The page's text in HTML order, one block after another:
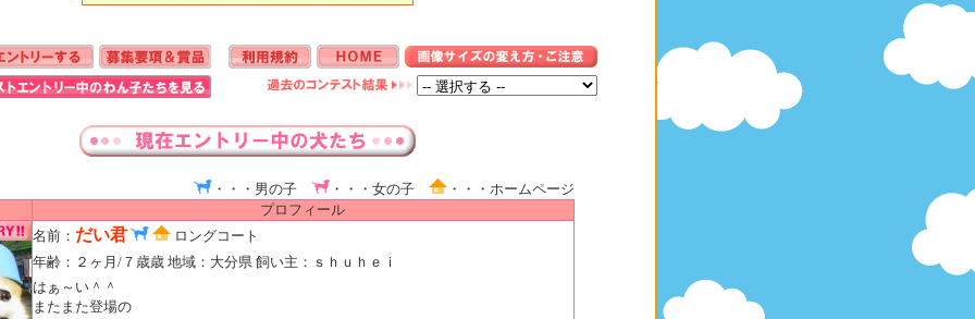
・・・男の子 ・・・女の子
・・・ホームページ
プロフィール
名前： だい君
ロングコート
年齢：２ヶ月/７歳歳 地域：大分県 飼い主：ｓｈｕｈｅｉ
はぁ～い＾＾
またまた登場の